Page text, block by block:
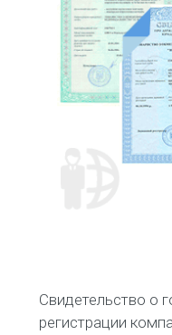
Свидетельство о
регистрации